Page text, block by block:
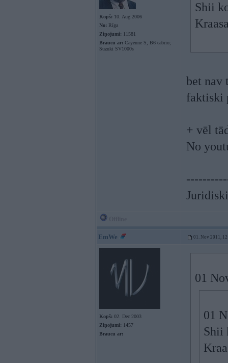
Kopš: 10. Aug 2006
No: Rīga
Ziņojumi: 11581
Braucu ar: Cayenne S, B6 cabrio;
Suzuki SV1000s
Shii
bet nav
faktiski
+ vēl
No
EmWe 01. Nov 2011,
Kopš: 02. Dec 2003
Ziņojumi: 1457
Braucu ar:
01
01
Shii